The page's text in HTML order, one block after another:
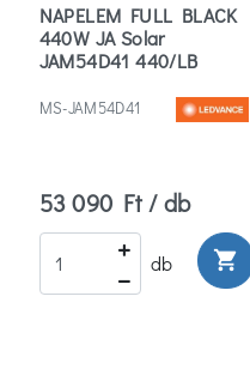
NAPELEM FULL BLACK
440W JA Solar
JAM54D41 440/LB
MS-JAM54D41
53 090 Ft / db
db shopping_cart